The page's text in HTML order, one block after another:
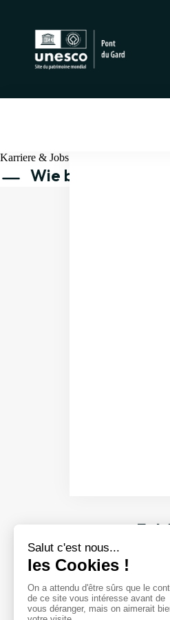
Karriere & Jobs
Wie bewerbe ich